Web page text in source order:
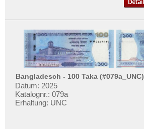
Liefer- und Versandkosten
AGB
Impressum
Bangladesch - 100 Taka (#079a_UNC)
Datum: 2025
Katalognr.: 079a
Erhaltung: UNC